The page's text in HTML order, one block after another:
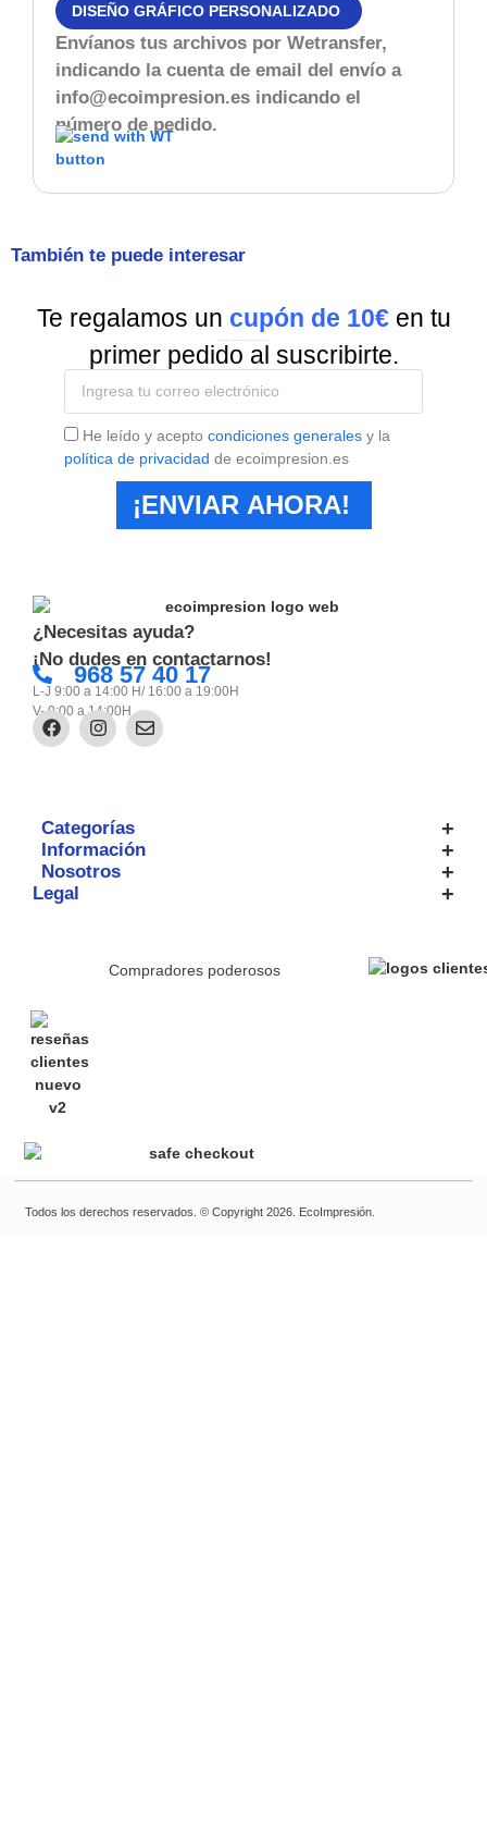
DISEÑO GRÁFICO PERSONALIZADO
Envíanos tus archivos por Wetransfer,
indicando la cuenta de email del envío a
info@ecoimpresion.es indicando el
número de pedido.
También te puede interesar
Te regalamos un cupón de 10€ en tu
primer pedido al suscribirte.
He leído y acepto condiciones generales y la
política de privacidad de ecoimpresion.es
¡ENVIAR AHORA!
¿Necesitas ayuda?
¡No dudes en contactarnos!
968 57 40 17
L-J 9:00 a 14:00 H/ 16:00 a 19:00H
V- 9:00 a 14:00H
Categorías
Información
Nosotros
Legal
Compradores poderosos
Todos los derechos reservados. © Copyright 2026. EcoImpresión.